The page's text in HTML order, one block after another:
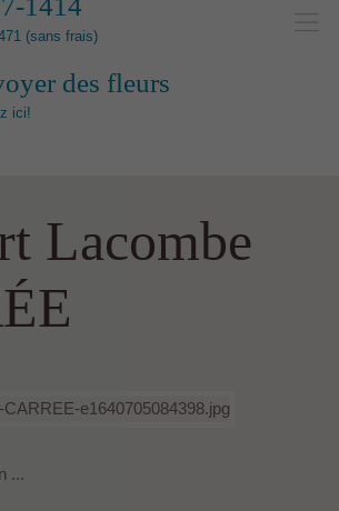
1414
(sans frais)
des fleurs
ici!
Lacombe
...